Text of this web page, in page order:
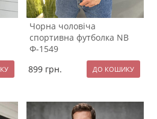
Чорна чоловіча
спортивна футболка NB
Ф-1549
899 грн.